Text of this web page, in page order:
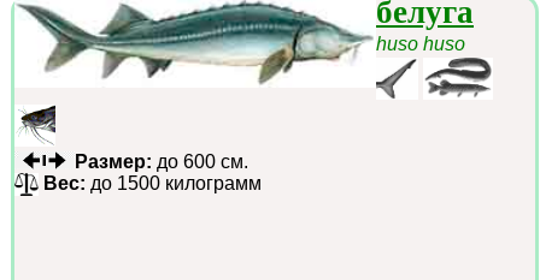
белуга
huso huso
Размер: до 600 см.
Вес: до 1500 килограмм